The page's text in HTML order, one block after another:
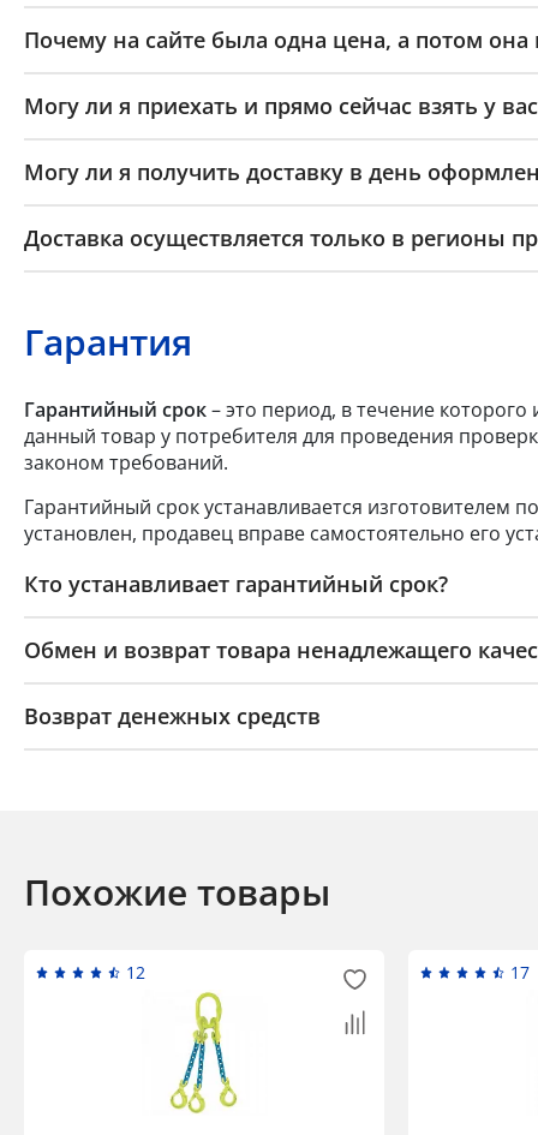
Почему на сайте была одна цена, а потом она
Могу ли я приехать и прямо сейчас взять у
Могу ли я получить доставку в день
Доставка осуществляется только в регионы
Гарантия
Гарантийный срок– это период, в течение которого
данный товар у потребителя для проведения
законом требований.
Гарантийный срок устанавливается изготовителем
установлен, продавец вправе самостоятельно его
Кто устанавливает гарантийный срок?
Обмен и возврат товара ненадлежащего
Возврат денежных средств
Похожие товары
12 17